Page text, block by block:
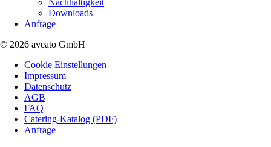
Downloads
Anfrage
© 2026 aveato GmbH
Cookie Einstellungen
Impressum
Datenschutz
AGB
FAQ
Catering-Katalog (PDF)
Anfrage